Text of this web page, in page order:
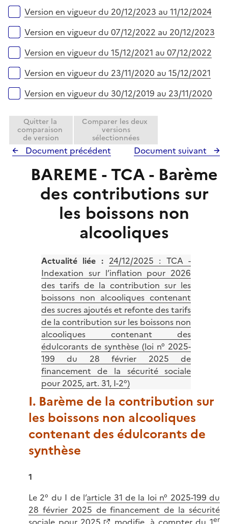
Version en vigueur du 20/12/2023 au 11/12/2024
Version en vigueur du 07/12/2022 au 20/12/2023
Version en vigueur du 15/12/2021 au 07/12/2022
Version en vigueur du 23/11/2020 au 15/12/2021
Version en vigueur du 30/12/2019 au 23/11/2020
Quitter la
comparaison
de version
Comparer les deux
versions
sélectionnées
Document précédent Document suivant
BAREME - TCA - Barème
des contributions sur
les boissons non
alcooliques
Actualité liée : 24/12/2025 : TCA -
Indexation sur l’inflation pour 2026
des tarifs de la contribution sur les
boissons non alcooliques contenant
des sucres ajoutés et refonte des tarifs
de la contribution sur les boissons non
alcooliques contenant des
édulcorants de synthèse (loi n° 2025-
199 du 28 février 2025 de
financement de la sécurité sociale
pour 2025, art. 31, I-2°)
I. Barème de la contribution sur
les boissons non alcooliques
contenant des édulcorants de
synthèse
1
Le 2° du I de l’article 31 de la loi n° 2025-199 du
28 février 2025 de financement de la sécurité
er